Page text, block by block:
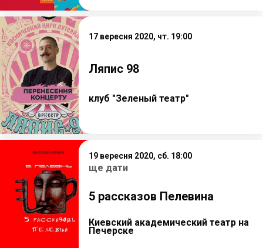
17 вересня 2020, чт. 19:00
Ляпис 98
клуб "Зеленый театр"
19 вересня 2020, сб. 18:00
ще дати
5 рассказов Пелевина
Киевский академический театр на
Печерске